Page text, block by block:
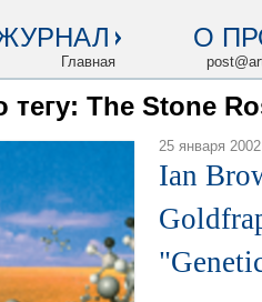
Главная
О
тегу: The Stone
25 января 2002
Ian